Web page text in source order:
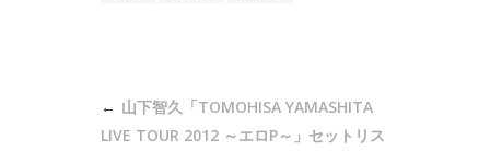
山下智久「TOMOHISA YAMASHITA
LIVE TOUR 2012 ～エロP～」セットリス